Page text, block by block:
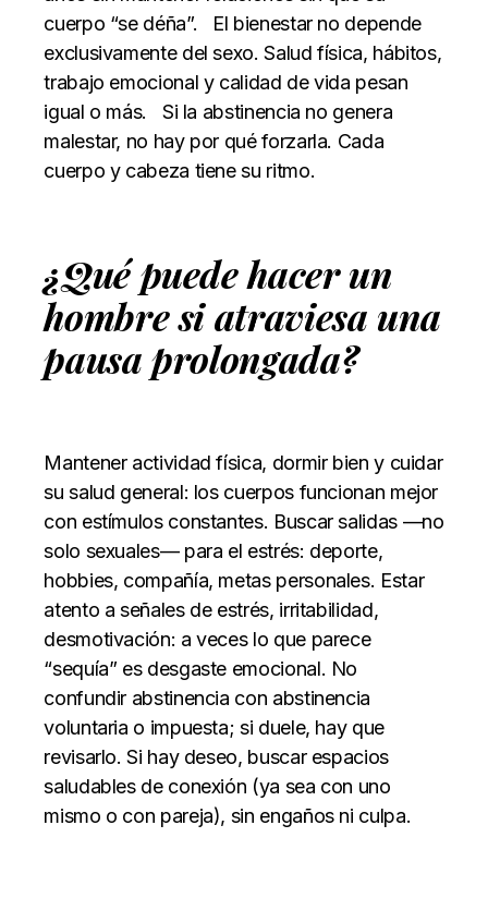
cuerpo “se déña”.
El bienestar no depende
exclusivamente del sexo. Salud física, hábitos,
trabajo emocional y calidad de vida pesan
igual o más.
Si la abstinencia no genera
malestar, no hay por qué forzarla. Cada
cuerpo y cabeza tiene su ritmo.
¿Qué puede hacer un
hombre si atraviesa una
pausa prolongada?
Mantener actividad física, dormir bien y cuidar
su salud general: los cuerpos funcionan mejor
con estímulos constantes. Buscar salidas —no
solo sexuales— para el estrés: deporte,
hobbies, compañía, metas personales. Estar
atento a señales de estrés, irritabilidad,
desmotivación: a veces lo que parece
“sequía” es desgaste emocional. No
confundir abstinencia con abstinencia
voluntaria o impuesta; si duele, hay que
revisarlo. Si hay deseo, buscar espacios
saludables de conexión (ya sea con uno
mismo o con pareja), sin engaños ni culpa.